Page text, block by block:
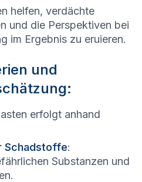
helfen, verdächte
und die Perspektiven bei
im Ergebnis zu eruieren.
und
erfolgt anhand
Schadstoffe:
Substanzen und